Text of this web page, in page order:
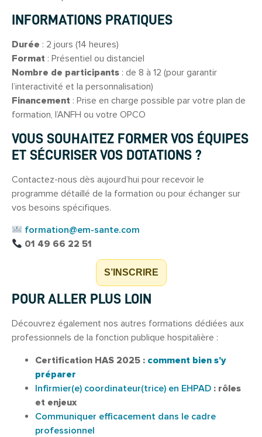
INFORMATIONS PRATIQUES
Durée : 2 jours (14 heures)
Format : Présentiel ou distanciel
Nombre de participants : de 8 à 12 (pour garantir
l’interactivité et la personnalisation)
Financement : Prise en charge possible par votre plan de
formation, l’ANFH ou votre OPCO
VOUS SOUHAITEZ FORMER VOS ÉQUIPES
ET SÉCURISER VOS DOTATIONS ?
Contactez-nous dès aujourd’hui pour recevoir le
programme détaillé de la formation ou pour échanger sur
vos besoins spécifiques.
formation@em-sante.com
01 49 66 22 51
S’INSCRIRE
POUR ALLER PLUS LOIN
Découvrez également nos autres formations dédiées aux
professionnels de la fonction publique hospitalière :
Certification HAS 2025 : comment bien s’y
préparer
Infirmier(e) coordinateur(trice) en EHPAD : rôles
et enjeux
Communiquer efficacement dans le cadre
professionnel